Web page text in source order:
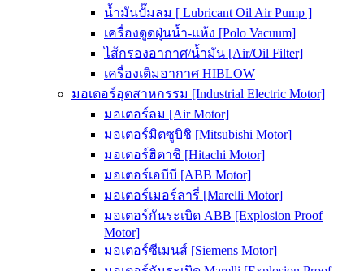
น้ำมันปั๊มลม [ Lubricant Oil Air Pump ]
เครื่องดูดฝุ่นน้ำ-แห้ง [Polo Vacuum]
ไส้กรองอากาศ/น้ำมัน [Air/Oil Filter]
เครื่องเติมอากาศ HIBLOW
มอเตอร์อุตสาหกรรม [Industrial Electric Motor]
มอเตอร์ลม [Air Motor]
มอเตอร์มิตซูบิชิ [Mitsubishi Motor]
มอเตอร์ฮิตาชิ [Hitachi Motor]
มอเตอร์เอบีบี [ABB Motor]
มอเตอร์เมอร์ลารี่ [Marelli Motor]
มอเตอร์กันระเบิด ABB [Explosion Proof
Motor]
มอเตอร์ซีเมนส์ [Siemens Motor]